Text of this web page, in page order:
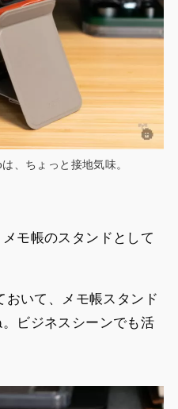
、ちょっと接地気味。
モ帳のスタンドとして
おいて、メモ帳スタンド
ビジネスシーンでも活